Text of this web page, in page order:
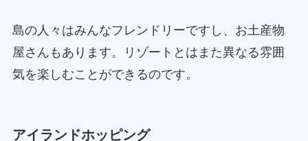
島の人々はみんなフレンドリーですし、お土産物
屋さんもあります。リゾートとはまた異なる雰囲
気を楽しむことができるのです。
アイランドホッピング